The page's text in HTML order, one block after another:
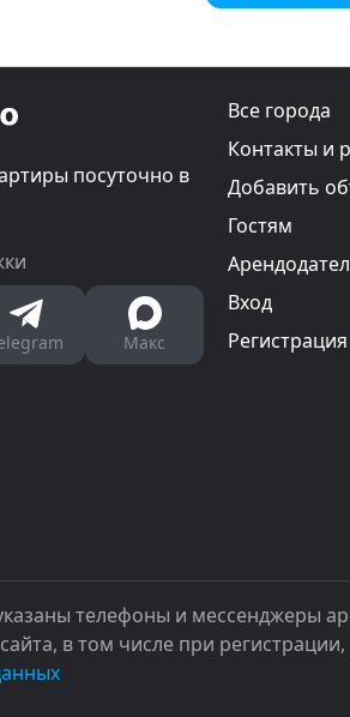
посуточно в
Макс
Все города
Контакты и
Добавить
Гостям
Вход
Регистрация
телефоны и мессенджеры
в том числе при